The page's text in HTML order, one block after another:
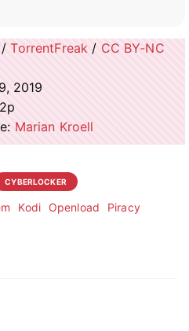
/TorrentFreak / CC BY-NC
2019
Marian Kroell
CYBERLOCKER
Kodi Openload
Piracy